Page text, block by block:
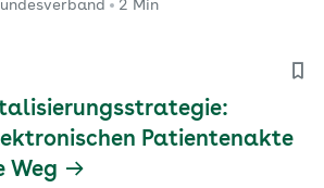
2 Min
Patientenakte
Weg